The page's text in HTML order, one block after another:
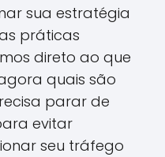
sua estratégia
práticas
direto ao que
quais são
parar de
evitar
seu tráfego